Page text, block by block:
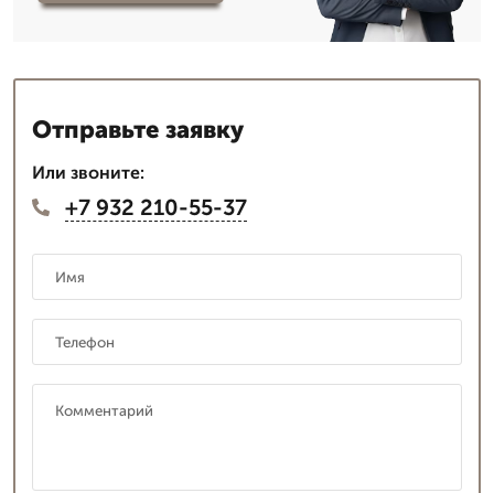
Отправьте заявку
Или звоните:
+7 932 210-55-37